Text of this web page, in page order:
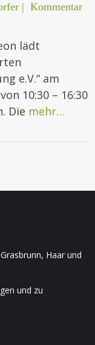
| Kommentar
lädt
e.V.“ am
10:30 – 16:30
Die mehr…
Haar und
und zu